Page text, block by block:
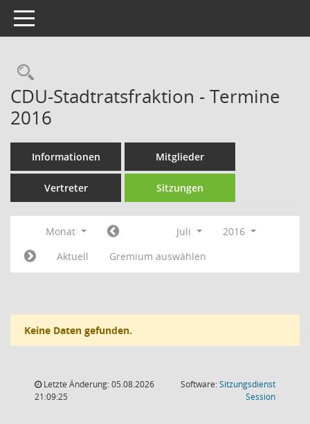
Toggle navigation
Rechercheauswahl
CDU-Stadtratsfraktion - Termine
2016
Informationen Mitglieder
Vertreter Sitzungen
Monat Juli
2016
Aktuell
Gremium auswählen
Keine Daten gefunden.
Letzte Änderung: 05.08.2026
21:09:25
Software:Sitzungsdienst
Session(Wird in